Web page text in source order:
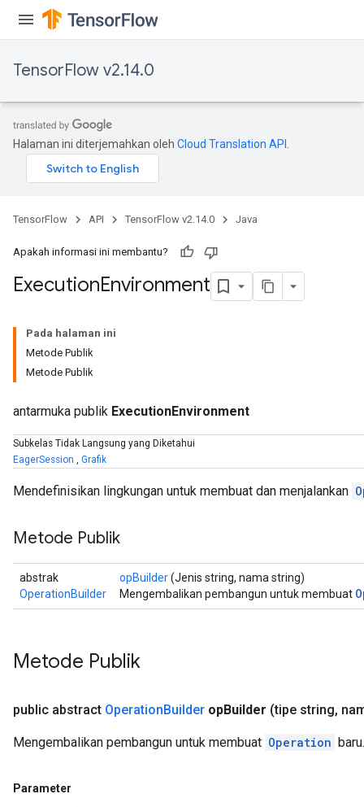
TensorFlow v2.14.0
Halaman ini diterjemahkan oleh Cloud Translation API
TensorFlow API TensorFlow v2.14.0 Java
Apakah informasi ini membantu?
ExecutionEnvironment
Pada halaman ini
Metode Publik
Metode Publik
antarmuka publik ExecutionEnvironment
Subkelas Tidak Langsung yang Diketahui
EagerSession , Grafik
Mendefinisikan lingkungan untuk membuat dan menjalankan
Metode Publik
abstrak
OperationBuilder
opBuilder(Jenis string, nama string)
Mengembalikan pembangun untuk membuat
Metode Publik
public abstract OperationBuilder opBuilder (tipe string,
Mengembalikan pembangun untuk membuat Operation baru.
Parameter